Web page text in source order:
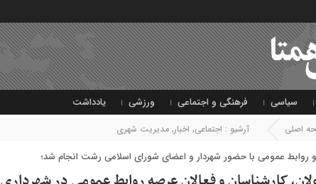
سیاسی فرهنگی و اجتماعی ورزشی یادداشت
اصلی آرشیو : اجتماعی, اخبار, مدیریت شهری
و روابط عمومی با حضور شهردار و اعضای شورای اسلامی رشت انجام شد؛